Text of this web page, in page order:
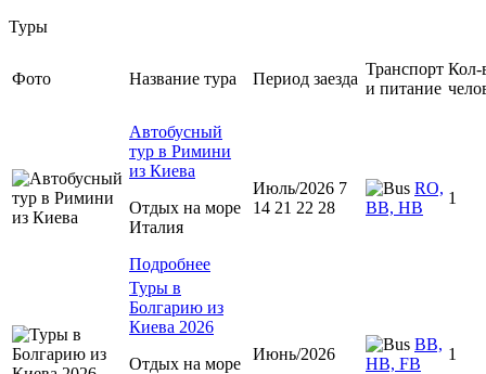
Туры
Фото Название тура Период заезда
Транспорт
и питание
Кол-
Автобусный
тур в Римини
из Киева
Отдых на море
Италия
Подробнее
Июль/2026 7
14 21 22 28
RO,
BB, HB
1
Туры в
Болгарию из
Киева 2026
Отдых на море
Июнь/2026
BB,
HB, FB
1